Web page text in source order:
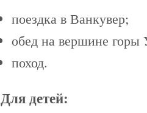
поездка в Ванкувер;
обед на вершине горы
поход.
Для детей: